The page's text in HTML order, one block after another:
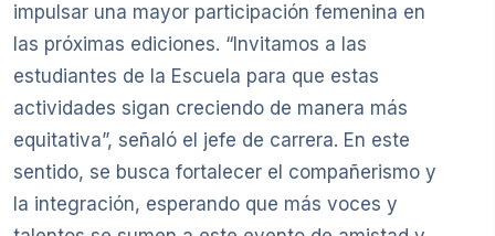
impulsar una mayor participación femenina en
las próximas ediciones. “Invitamos a las
estudiantes de la Escuela para que estas
actividades sigan creciendo de manera más
equitativa”, señaló el jefe de carrera. En este
sentido, se busca fortalecer el compañerismo y
la integración, esperando que más voces y